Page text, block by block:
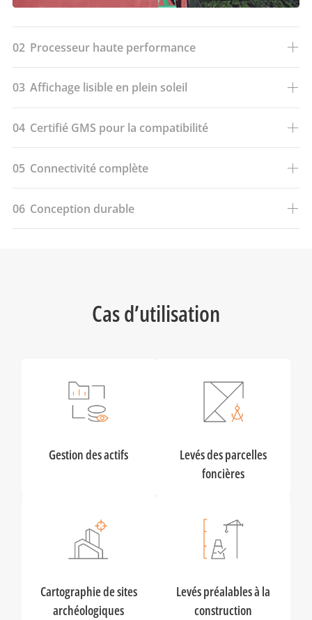
02 Processeur haute performance
03 Affichage lisible en plein soleil
04 Certifié GMS pour la compatibilité
05 Connectivité complète
06 Conception durable
Cas d’utilisation
Gestion des actifs
Levés des parcelles
foncières
Cartographie de sites
archéologiques
Levés préalables à la
construction